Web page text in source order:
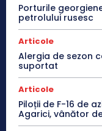
Porturile
petrolului rusesc
Articole
Alergia de sezon
suportat
Articole
Piloții de F-16 de
Agarici, vânător